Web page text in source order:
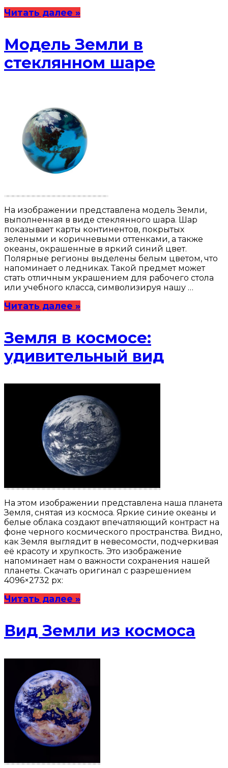
Читать далее »
Модель Земли в
стеклянном шаре
На изображении представлена модель Земли,
выполненная в виде стеклянного шара. Шар
показывает карты континентов, покрытых
зелеными и коричневыми оттенками, а также
океаны, окрашенные в яркий синий цвет.
Полярные регионы выделены белым цветом, что
напоминает о ледниках. Такой предмет может
стать отличным украшением для рабочего стола
или учебного класса, символизируя нашу …
Читать далее »
Земля в космосе:
удивительный вид
На этом изображении представлена наша планета
Земля, снятая из космоса. Яркие синие океаны и
белые облака создают впечатляющий контраст на
фоне черного космического пространства. Видно,
как Земля выглядит в невесомости, подчеркивая
её красоту и хрупкость. Это изображение
напоминает нам о важности сохранения нашей
планеты. Скачать оригинал с разрешением
4096×2732 px:
Читать далее »
Вид Земли из космоса